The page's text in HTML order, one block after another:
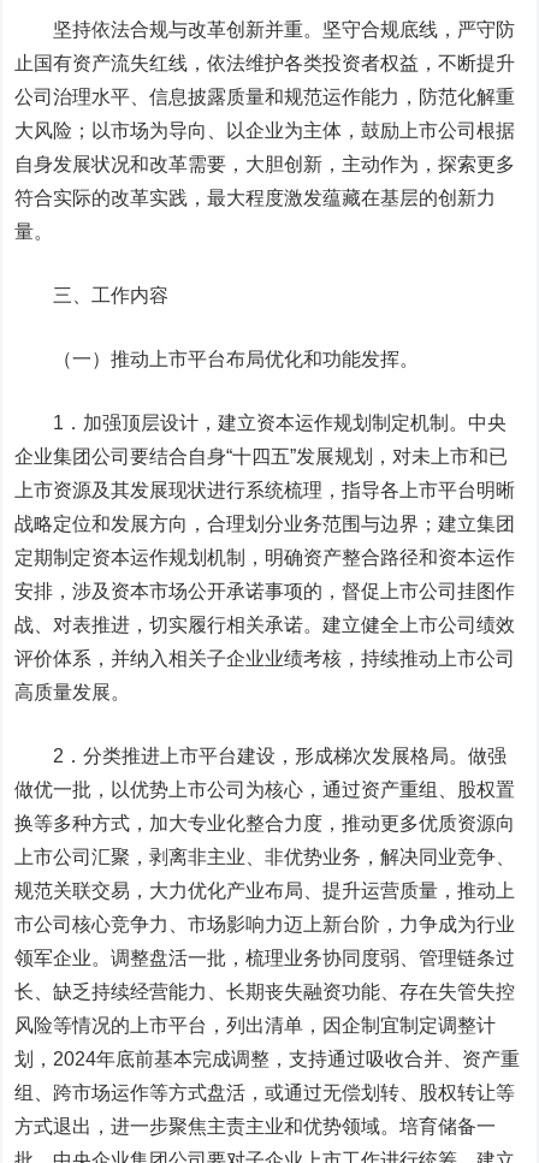
坚持依法合规与改革创新并重。坚守合规底线，严守防
止国有资产流失红线，依法维护各类投资者权益，不断提升
公司治理水平、信息披露质量和规范运作能力，防范化解重
大风险；以市场为导向、以企业为主体，鼓励上市公司根据
自身发展状况和改革需要，大胆创新，主动作为，探索更多
符合实际的改革实践，最大程度激发蕴藏在基层的创新力
量。
三、工作内容
（一）推动上市平台布局优化和功能发挥。
1．加强顶层设计，建立资本运作规划制定机制。中央
企业集团公司要结合自身“十四五”发展规划，对未上市和已
上市资源及其发展现状进行系统梳理，指导各上市平台明晰
战略定位和发展方向，合理划分业务范围与边界；建立集团
定期制定资本运作规划机制，明确资产整合路径和资本运作
安排，涉及资本市场公开承诺事项的，督促上市公司挂图作
战、对表推进，切实履行相关承诺。建立健全上市公司绩效
评价体系，并纳入相关子企业业绩考核，持续推动上市公司
高质量发展。
2．分类推进上市平台建设，形成梯次发展格局。做强
做优一批，以优势上市公司为核心，通过资产重组、股权置
换等多种方式，加大专业化整合力度，推动更多优质资源向
上市公司汇聚，剥离非主业、非优势业务，解决同业竞争、
规范关联交易，大力优化产业布局、提升运营质量，推动上
市公司核心竞争力、市场影响力迈上新台阶，力争成为行业
领军企业。调整盘活一批，梳理业务协同度弱、管理链条过
长、缺乏持续经营能力、长期丧失融资功能、存在失管失控
风险等情况的上市平台，列出清单，因企制宜制定调整计
划，2024年底前基本完成调整，支持通过吸收合并、资产重
组、跨市场运作等方式盘活，或通过无偿划转、股权转让等
方式退出，进一步聚焦主责主业和优势领域。培育储备一